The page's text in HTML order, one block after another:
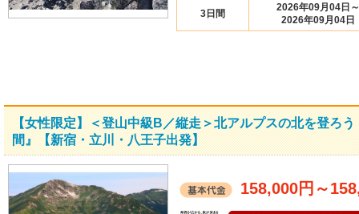
3日間
2026年09月04日～
2026年09月04日
【女性限定】＜登山中級B／縦走＞北アルプスの北を登ろ
間』【新宿・立川・八王子出発】
158,000円 ～